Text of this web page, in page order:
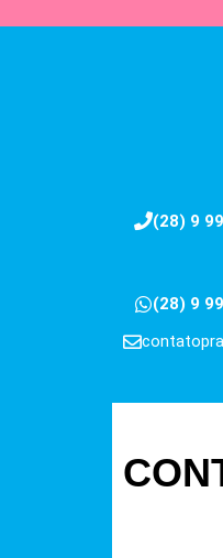
(28) 9
(28) 9